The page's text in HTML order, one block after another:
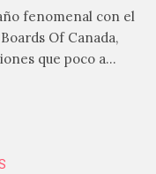
fenomenal con el
Of Canada,
que poco a…